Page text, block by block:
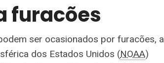
furacões
ser ocasionados por furacões, a
dos Estados Unidos (NOAA)